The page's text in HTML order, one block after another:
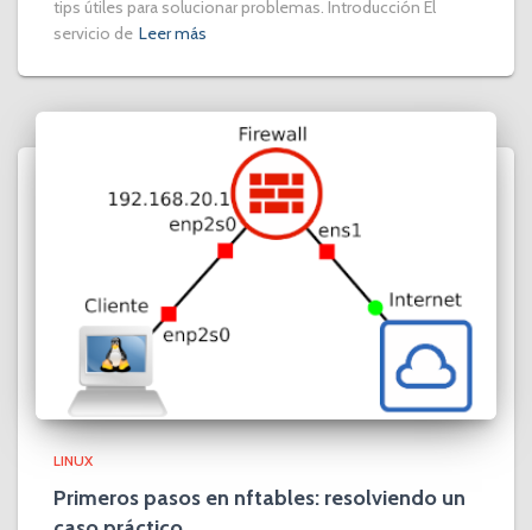
tips útiles para solucionar problemas. Introducción El
servicio de Leer más
LINUX
Primeros pasos en nftables: resolviendo un